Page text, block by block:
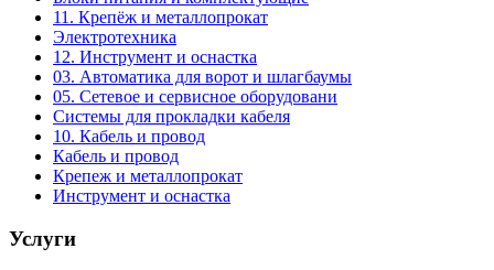
11. Крепёж и металлопрокат
Электротехника
12. Инструмент и оснастка
03. Автоматика для ворот и шлагбаумы
05. Сетевое и сервисное оборудовани
Системы для прокладки кабеля
10. Кабель и провод
Кабель и провод
Крепеж и металлопрокат
Инструмент и оснастка
Услуги